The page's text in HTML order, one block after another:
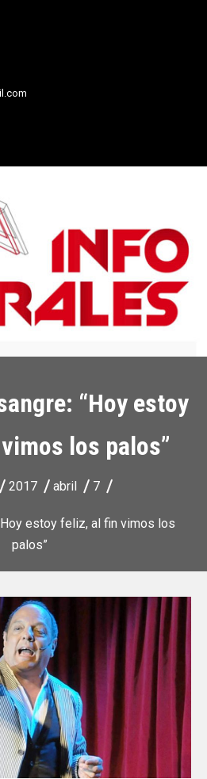
“Hoy estoy
los palos”
2017 abril 7
estoy feliz, al fin vimos los
palos”